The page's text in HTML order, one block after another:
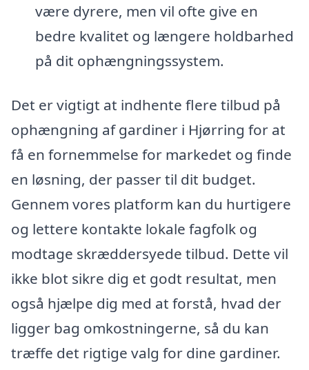
være dyrere, men vil ofte give en
bedre kvalitet og længere holdbarhed
på dit ophængningssystem.
Det er vigtigt at indhente flere tilbud på
ophængning af gardiner i Hjørring for at
få en fornemmelse for markedet og finde
en løsning, der passer til dit budget.
Gennem vores platform kan du hurtigere
og lettere kontakte lokale fagfolk og
modtage skræddersyede tilbud. Dette vil
ikke blot sikre dig et godt resultat, men
også hjælpe dig med at forstå, hvad der
ligger bag omkostningerne, så du kan
træffe det rigtige valg for dine gardiner.